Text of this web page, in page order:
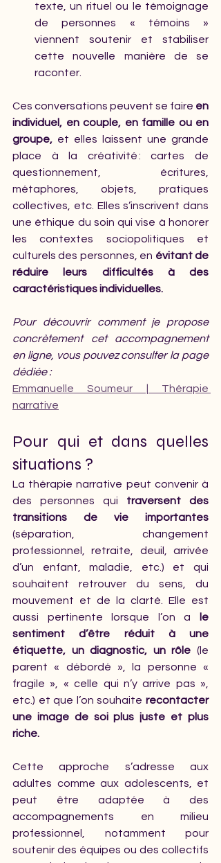
texte, un rituel ou le témoignage
de personnes « témoins »
viennent soutenir et stabiliser
cette nouvelle manière de se
raconter.
Ces conversations peuvent se faire en
individuel, en couple, en famille ou en
groupe, et elles laissent une grande
place à la créativité : cartes de
questionnement, écritures,
métaphores, objets, pratiques
collectives, etc. Elles s’inscrivent dans
une éthique du soin qui vise à honorer
les contextes sociopolitiques et
culturels des personnes, en évitant de
réduire leurs difficultés à des
caractéristiques individuelles.
Pour découvrir comment je propose
concrètement cet accompagnement
en ligne, vous pouvez consulter la page
dédiée :
Emmanuelle Soumeur | Thérapie
narrative
Pour qui et dans quelles
situations ?
La thérapie narrative peut convenir à
des personnes qui traversent des
transitions de vie importantes
(séparation, changement
professionnel, retraite, deuil, arrivée
d’un enfant, maladie, etc.) et qui
souhaitent retrouver du sens, du
mouvement et de la clarté. Elle est
aussi pertinente lorsque l’on a
le
sentiment d’être réduit à une
étiquette, un diagnostic, un rôle (le
parent « débordé », la personne «
fragile », « celle qui n’y arrive pas »,
etc.) et que l’on souhaite recontacter
une image de soi plus juste et plus
riche.
Cette approche s’adresse aux
adultes comme aux adolescents, et
peut être adaptée à des
accompagnements en milieu
professionnel, notamment pour
soutenir des équipes ou des collectifs